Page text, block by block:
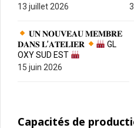
13 juillet 2026
𝐔𝐍 𝐍𝐎𝐔𝐕𝐄𝐀𝐔 𝐌𝐄𝐌𝐁𝐑𝐄
𝐃𝐀𝐍𝐒 𝐋’𝐀𝐓𝐄𝐋𝐈𝐄𝐑
GL
OXY SUD EST
15 juin 2026
Capacités de